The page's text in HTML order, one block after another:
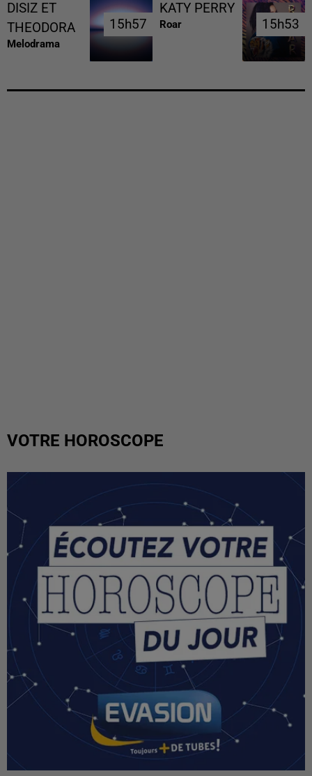
DISIZ ET
THEODORA
Melodrama
15h57
15h57
KATY PERRY
Roar 15h53
15h53
VOTRE HOROSCOPE